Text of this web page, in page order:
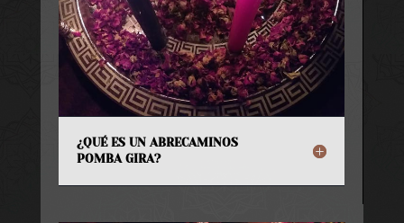
¿QUÉ ES UN ABRECAMINOS
POMBA GIRA?